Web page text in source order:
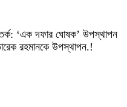
‘এক দফার ঘোষক’ উপস্থাপন
রহমানকে উপস্থাপন.!